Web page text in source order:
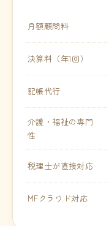
月額顧問料
決算料（年1回）
記帳代行
介護・福祉の専門
性
税理士が直接対応
MFクラウド対応